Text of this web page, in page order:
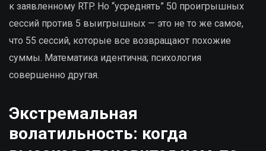
к заявленному RTP. Но “усреднять” 50 проигрышных
сессий против 5 выигрышных — это не то же самое,
что 55 сессий, которые все возвращают похожие
суммы. Математика идентична; психология
совершенно другая.
Экстремальная
волатильность: когда